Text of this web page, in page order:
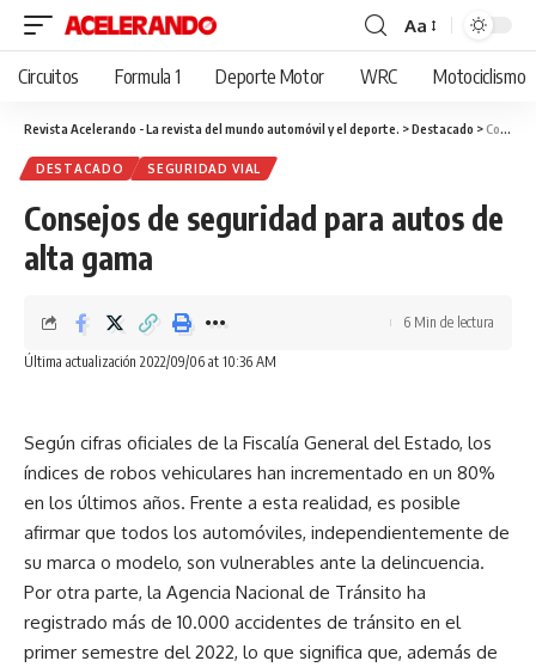
Cambiar
tamaño
fuente
Aa
Circuitos Formula 1 Deporte Motor WRC Motociclismo
Revista Acelerando - La revista del mundo automóvil y el deporte. >Destacado >Consejos de seguridad para autos de alta gama
DESTACADO SEGURIDAD VIAL
Consejos de seguridad para autos de
alta gama
Última actualización 2022/09/06 at 10:36 AM
6 Min de lectura
Según cifras oficiales de la Fiscalía General del Estado, los
índices de robos vehiculares han incrementado en un 80%
en los últimos años. Frente a esta realidad, es posible
afirmar que todos los automóviles, independientemente de
su marca o modelo, son vulnerables ante la delincuencia.
Por otra parte, la Agencia Nacional de Tránsito ha
registrado más de 10.000 accidentes de tránsito en el
primer semestre del 2022, lo que significa que, además de